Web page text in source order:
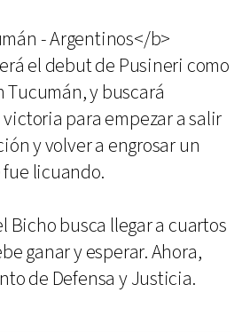
- Argentinos</b>
el debut de Pusineri como
Tucumán, y buscará
para empezar a salir
y volver a engrosar un
licuando.
Bicho busca llegar a cuartos
ganar y esperar. Ahora,
de Defensa y Justicia.